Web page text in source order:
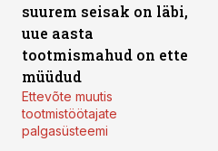
suurem seisak on läbi,
uue aasta
tootmismahud on ette
müüdud
Ettevõte muutis
tootmistöötajate
palgasüsteemi